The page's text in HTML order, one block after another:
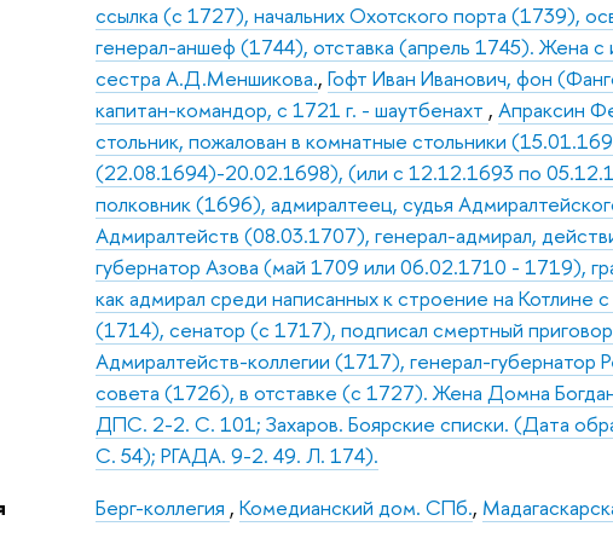
ссылка (с 1727), начальних Охотского порта (1739),
генерал-аншеф (1744), отставка (апрель 1745). Жена
сестра А.Д.Меншикова.,Гофт Иван Иванович, фон
капитан-командор, с 1721 г. - шаутбенахт ,Апраксин
стольник, пожалован в комнатные стольники
(22.08.1694)-20.02.1698), (или с 12.12.1693 по
полковник (1696), адмиралтеец, судья
Адмиралтейств (08.03.1707), генерал-адмирал,
губернатор Азова (май 1709 или 06.02.1710 - 1719),
как адмирал среди написанных к строение на
(1714), сенатор (с 1717), подписал смертный
Адмиралтейств-коллегии (1717), генерал-губернатор
совета (1726), в отставке (с 1727). Жена Домна
ДПС. 2-2. С. 101; Захаров. Боярские списки. (Дата
С. 54); РГАДА. 9-2. 49. Л. 174).
Берг-коллегия ,Комедианский дом. СПб.,